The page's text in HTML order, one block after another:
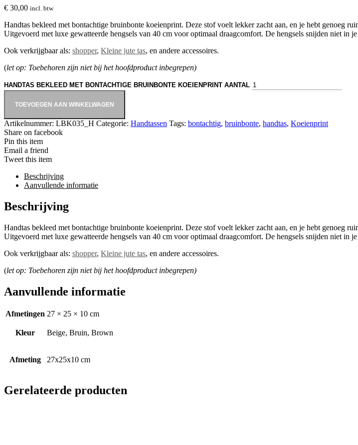
€ 30,00 incl. btw
Handtas bekleed met bontachtige bruinbonte koeienprint. Deze stof voelt lekker zacht aan, en je hebt genoeg
Uitgevoerd met luxe gewatteerde hengsels van 40 cm voor optimaal draagcomfort. De hengsels snijden niet in
Ook verkrijgbaar als: shopper, Kleine jute tas, en andere accessoires.
(let op: Toebehoren zijn niet bij het hoofdproduct inbegrepen)
HANDTAS BEKLEED MET BONTACHTIGE BRUINBONTE KOEIENPRINT AANTAL
TOEVOEGEN AAN WINKELWAGEN
Artikelnummer: LBK035_H Categorie: Handtassen Tags: bontachtig, bruinbonte, handtas, Koeienprint
Share on facebook
Pin this item
Email a friend
Tweet this item
Beschrijving
Aanvullende informatie
Beschrijving
Handtas bekleed met bontachtige bruinbonte koeienprint. Deze stof voelt lekker zacht aan, en je hebt genoeg
Uitgevoerd met luxe gewatteerde hengsels van 40 cm voor optimaal draagcomfort. De hengsels snijden niet in
Ook verkrijgbaar als: shopper, Kleine jute tas, en andere accessoires.
(let op: Toebehoren zijn niet bij het hoofdproduct inbegrepen)
Aanvullende informatie
Afmetingen 27 × 25 × 10 cm
Kleur Beige, Bruin, Brown
Afmeting 27x25x10 cm
Gerelateerde producten